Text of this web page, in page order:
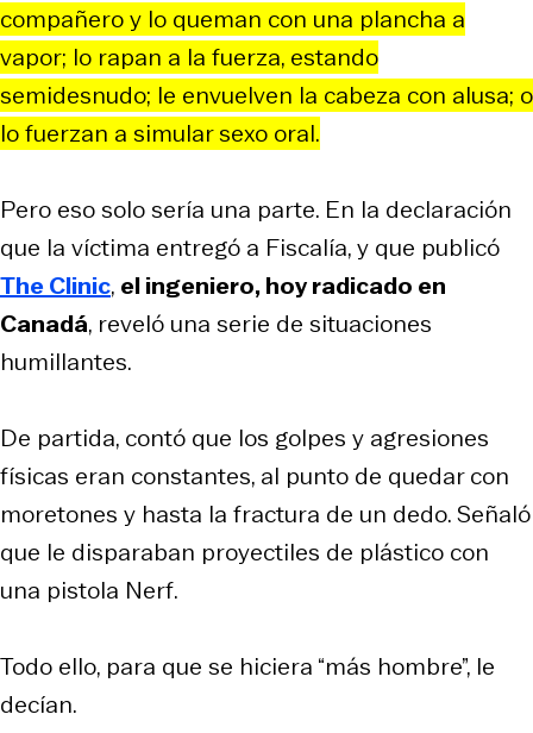
compañero y lo queman con una plancha a
vapor; lo rapan a la fuerza, estando
semidesnudo; le envuelven la cabeza con alusa; o
lo fuerzan a simular sexo oral.
Pero eso solo sería una parte. En la declaración
que la víctima entregó a Fiscalía, y que publicó
The Clinic, el ingeniero, hoy radicado en
Canadá, reveló una serie de situaciones
humillantes.
De partida, contó que los golpes y agresiones
físicas eran constantes, al punto de quedar con
moretones y hasta la fractura de un dedo. Señaló
que le disparaban proyectiles de plástico con
una pistola Nerf.
Todo ello, para que se hiciera “más hombre”, le
decían.